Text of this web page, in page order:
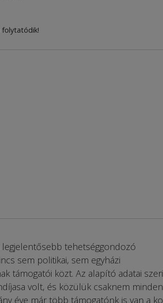
folytatódik!
tehetséggondozó
sem politikai, sem egyházi
támogatói közt. Az alapító adatai
volt, és közülük csaknem
éve már több támogatónk is van a